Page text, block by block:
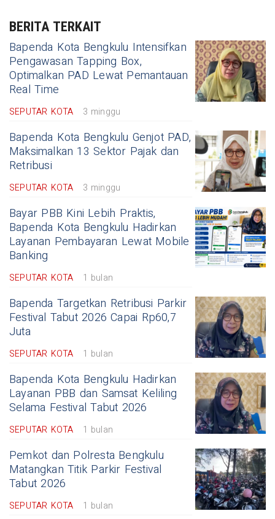
BERITA TERKAIT
Bapenda Kota Bengkulu Intensifkan
Pengawasan Tapping Box,
Optimalkan PAD Lewat Pemantauan
Real Time
SEPUTAR KOTA 3 minggu
Bapenda Kota Bengkulu Genjot PAD,
Maksimalkan 13 Sektor Pajak dan
Retribusi
SEPUTAR KOTA 3 minggu
Bayar PBB Kini Lebih Praktis,
Bapenda Kota Bengkulu Hadirkan
Layanan Pembayaran Lewat Mobile
Banking
SEPUTAR KOTA 1 bulan
Bapenda Targetkan Retribusi Parkir
Festival Tabut 2026 Capai Rp60,7
Juta
SEPUTAR KOTA 1 bulan
Bapenda Kota Bengkulu Hadirkan
Layanan PBB dan Samsat Keliling
Selama Festival Tabut 2026
SEPUTAR KOTA 1 bulan
Pemkot dan Polresta Bengkulu
Matangkan Titik Parkir Festival
Tabut 2026
SEPUTAR KOTA 1 bulan